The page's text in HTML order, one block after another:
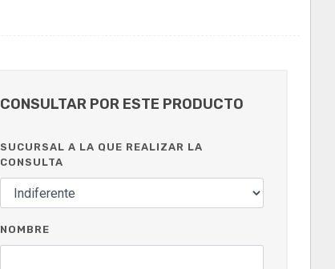
CONSULTAR POR ESTE PRODUCTO
SUCURSAL A LA QUE REALIZAR LA
CONSULTA
NOMBRE